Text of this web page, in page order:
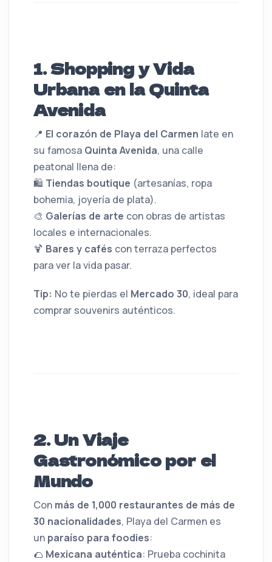
1. Shopping y Vida
Urbana en la Quinta
Avenida
📍 El corazón de Playa del Carmen late en
su famosa Quinta Avenida, una calle
peatonal llena de:
🛍️ Tiendas boutique (artesanías, ropa
bohemia, joyería de plata).
🎨 Galerías de arte con obras de artistas
locales e internacionales.
🍹 Bares y cafés con terraza perfectos
para ver la vida pasar.
Tip: No te pierdas el Mercado 30, ideal para
comprar souvenirs auténticos.
2. Un Viaje
Gastronómico por el
Mundo
Con más de 1,000 restaurantes de más de
30 nacionalidades, Playa del Carmen es
un paraíso para foodies:
🌮 Mexicana auténtica: Prueba cochinita